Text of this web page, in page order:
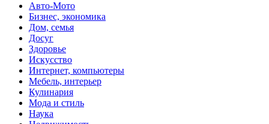
Авто-Мото
Бизнес, экономика
Дом, семья
Досуг
Здоровье
Искусство
Интернет, компьютеры
Мебель, интерьер
Кулинария
Мода и стиль
Наука